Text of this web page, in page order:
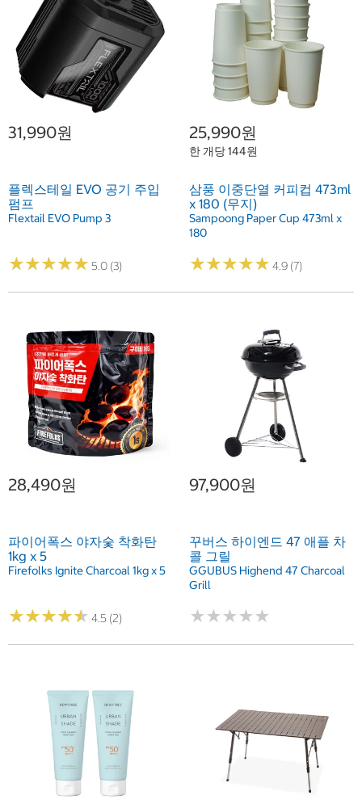
31,990원
플렉스테일 EVO 공기 주입
펌프
Flextail EVO Pump 3
★★★★★
★★★★★ 5.0 (3)
25,990원
한 개당 144원
삼풍 이중단열 커피컵 473ml
x 180 (무지)
Sampoong Paper Cup 473ml x
180
★★★★★
★★★★★ 4.9 (7)
28,490원
파이어폭스 야자숯 착화탄
1kg x 5
Firefolks Ignite Charcoal 1kg x 5
★★★★★
★★★★★ 4.5 (2)
97,900원
꾸버스 하이엔드 47 애플 차
콜 그릴
GGUBUS Highend 47 Charcoal
Grill
★★★★★
★★★★★